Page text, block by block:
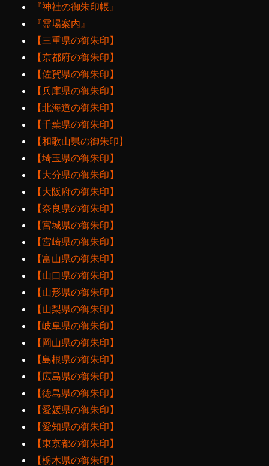
『神社の御朱印帳』
『霊場案内』
【三重県の御朱印】
【京都府の御朱印】
【佐賀県の御朱印】
【兵庫県の御朱印】
【北海道の御朱印】
【千葉県の御朱印】
【和歌山県の御朱印】
【埼玉県の御朱印】
【大分県の御朱印】
【大阪府の御朱印】
【奈良県の御朱印】
【宮城県の御朱印】
【宮崎県の御朱印】
【富山県の御朱印】
【山口県の御朱印】
【山形県の御朱印】
【山梨県の御朱印】
【岐阜県の御朱印】
【岡山県の御朱印】
【島根県の御朱印】
【広島県の御朱印】
【徳島県の御朱印】
【愛媛県の御朱印】
【愛知県の御朱印】
【東京都の御朱印】
【栃木県の御朱印】